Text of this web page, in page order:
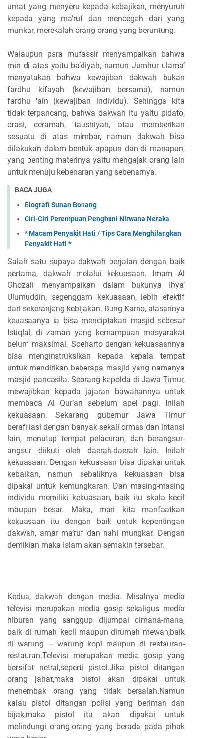
umat yang menyeru kepada kebajikan, menyuruh
kepada yang ma'ruf dan mencegah dari yang
munkar, merekalah orang-orang yang beruntung.
Walaupun para mufassir menyampaikan bahwa
min di atas yaitu ba’diyah, namun Jumhur ulama’
menyatakan bahwa kewajiban dakwah bukan
fardhu kifayah (kewajiban bersama), namun
fardhu ‘ain (kewajiban individu). Sehingga kita
tidak terpancang, bahwa dakwah itu yaitu pidato,
orasi, ceramah, taushiyah, atau memberikan
sesuatu di atas mimbar, namun dakwah bisa
dilakukan dalam bentuk apapun dan di manapun,
yang penting materinya yaitu mengajak orang lain
untuk menuju kebenaran yang sebenarnya.
BACA JUGA
Biografi Sunan Bonang
Ciri-Ciri Perempuan Penghuni Nirwana Neraka
* Macam Penyakit Hati / Tips Cara Menghilangkan
Penyakit Hati *
Salah satu supaya dakwah berjalan dengan baik
pertama, dakwah melalui kekuasaan. Imam Al
Ghozali menyampaikan dalam bukunya Ihya’
Ulumuddin, segenggam kekuasaan, lebih efektif
dari sekeranjang kebijakan. Bung Karno, alasannya
keuasaanya ia bisa menciptakan masjid sebesar
Istiqlal, di zaman yang kemampuan masyarakat
belum maksimal. Soeharto dengan kekuasaannya
bisa menginstruksikan kepada kepala tempat
untuk mendirikan beberapa masjid yang namanya
masjid pancasila. Seorang kapolda di Jawa Timur,
mewajibkan kepada jajaran bawahannya untuk
membaca Al Qur’an sebelum apel pagi. Inilah
kekuasaan. Sekarang gubernur Jawa Timur
berafiliasi dengan banyak sekali ormas dan intansi
lain, menutup tempat pelacuran, dan berangsur-
angsur diikuti oleh daerah-daerah lain. Inilah
kekuasaan. Dengan kekuasaan bisa dipakai untuk
kebaikan, namun sebaliknya kekuasaan bisa
dipakai untuk kemungkaran. Dan masing-masing
individu memiliki kekuasaan, baik itu skala kecil
maupun besar. Maka, mari kita manfaatkan
kekuasaan itu dengan baik untuk kepentingan
dakwah, amar ma’ruf dan nahi mungkar. Dengan
demikian maka Islam akan semakin tersebar.
Kedua, dakwah dengan media. Misalnya media
televisi merupakan media gosip sekaligus media
hiburan yang sanggup dijumpai dimana-mana,
baik di rumah kecil maupun dirumah mewah,baik
di warung – warung kopi maupun di restauran-
restauran.Televisi merupakan media gosip yang
bersifat netral,seperti pistol.Jika pistol ditangan
orang jahat,maka pistol akan dipakai untuk
menembak orang yang tidak bersalah.Namun
kalau pistol ditangan polisi yang beriman dan
bijak,maka pistol itu akan dipakai untuk
melindungi orang-orang yang berada pada pihak